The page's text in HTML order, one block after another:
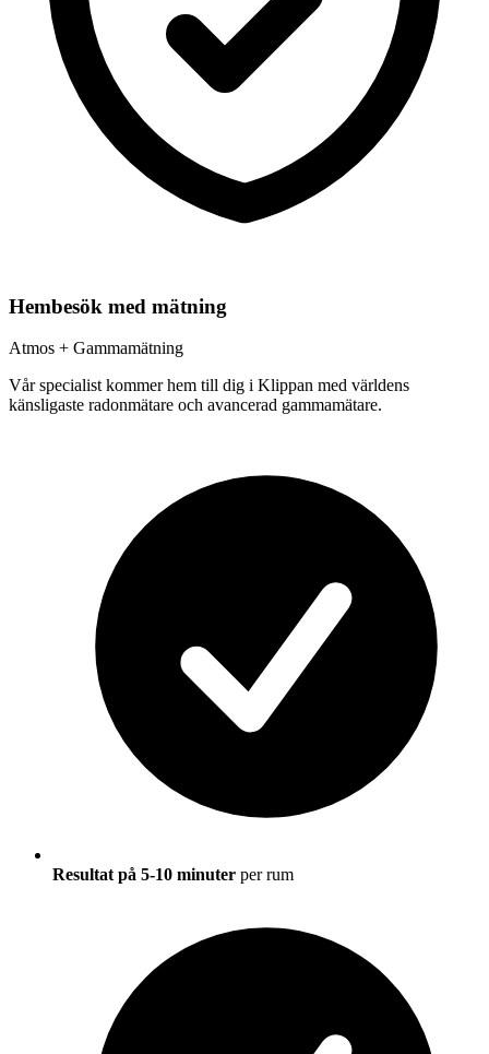
Hembesök med mätning
Atmos + Gammamätning
Vår specialist kommer hem till dig i Klippan med världens
känsligaste radonmätare och avancerad gammamätare.
Resultat på 5-10 minuter per rum